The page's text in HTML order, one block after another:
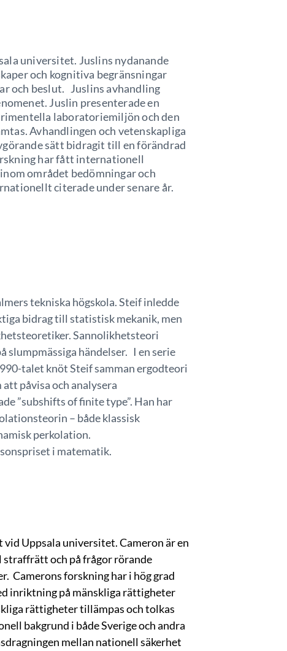
universitet. Juslins nydanande
och kognitiva begränsningar
och beslut. Juslins avhandling
Juslin presenterade en
laboratoriemiljön och den
Avhandlingen och vetenskapliga
sätt bidragit till en förändrad
har fått internationell
området bedömningar och
citerade under senare år.
tekniska högskola. Steif inledde
bidrag till statistisk mekanik, men
Sannolikhetsteori
slumpmässiga händelser. I en serie
talet knöt Steif samman ergodteori
påvisa och analysera
”subshifts of finite type”. Han har
– både klassisk
perkolation.
i matematik.
Uppsala universitet. Cameron är en
och på frågor rörande
Camerons forskning har i hög grad
inriktning på mänskliga rättigheter
rättigheter tillämpas och tolkas
bakgrund i både Sverige och andra
mellan nationell säkerhet